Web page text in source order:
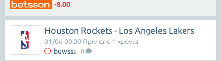
-8.00
Houston Rockets - Los Angeles Lakers
buwsss 0
01/06 00:00 Πριν από 1 χρόνια